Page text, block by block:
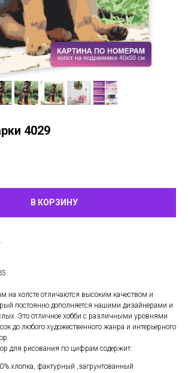
4029
В КОРЗИНУ
на холсте отличаются высоким качеством и
постоянно дополняется нашими дизайнерами и
Это отличное хобби с различными уровнями
до любого художественного жанра и интерьерного
для рисования по цифрам содержит:
хлопка, фактурный ,загрунтованный